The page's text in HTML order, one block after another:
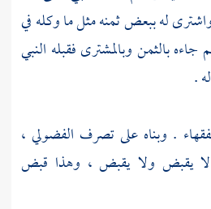
له ببعض ثمنه مثل ما وكله في
بالثمن وبالمشترى فقبله النبي
.
. وبناه على تصرف الفضولي ،
لا يقبض ولا يقبض ، وهذا قبض